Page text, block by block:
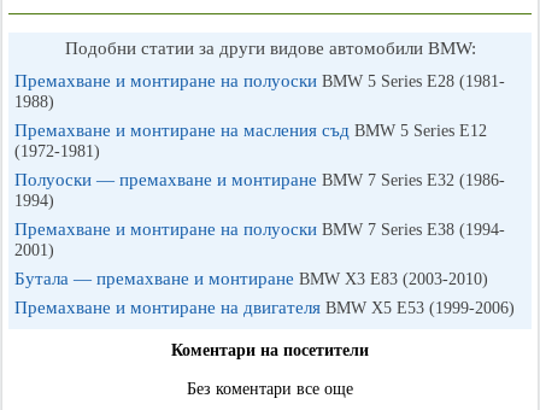
Подобни статии за други видове автомобили BMW:
Премахване и монтиране на полуоски BMW 5 Series E28 (1981-
1988)
Премахване и монтиране на масления съд BMW 5 Series E12
(1972-1981)
Полуоски — премахване и монтиране BMW 7 Series E32 (1986-
1994)
Премахване и монтиране на полуоски BMW 7 Series E38 (1994-
2001)
Бутала — премахване и монтиране BMW X3 Е83 (2003-2010)
Премахване и монтиране на двигателя BMW X5 E53 (1999-2006)
Коментари на посетители
Без коментари все още